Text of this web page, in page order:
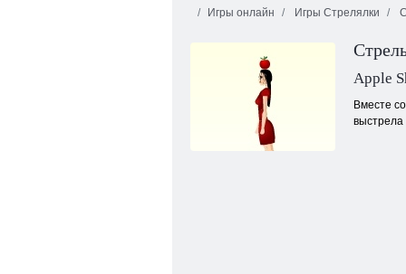
Яцзы Ятзи
версия
Поп-звезда
Игры онлайн Игры Стрелялки
Apple
Вместе
выстрела